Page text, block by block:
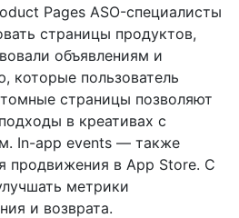
Pages ASO-специалисты
страницы продуктов,
объявлениям и
которые пользователь
страницы позволяют
в креативах с
In-app events — также
продвижения в App Store. С
метрики
и возврата.